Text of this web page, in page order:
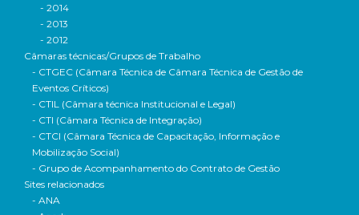
- 2014
- 2013
- 2012
Câmaras técnicas/Grupos de Trabalho
- CTGEC (Câmara Técnica de Câmara Técnica de Gestão de
Eventos Críticos)
- CTIL (Câmara técnica Institucional e Legal)
- CTI (Câmara Técnica de Integração)
- CTCI (Câmara Técnica de Capacitação, Informação e
Mobilização Social)
- Grupo de Acompanhamento do Contrato de Gestão
Sites relacionados
- ANA